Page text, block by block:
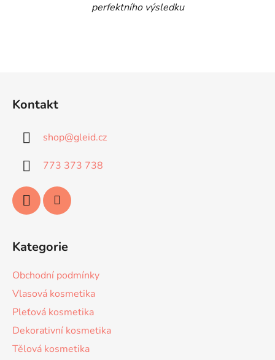
perfektního výsledku
Kontakt
shop@gleid.cz
773 373 738
Kategorie
Obchodní podmínky
Vlasová kosmetika
Pleťová kosmetika
Dekorativní kosmetika
Tělová kosmetika